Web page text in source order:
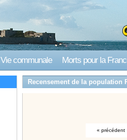
Vie communale Morts pour la
Recensement de la population
« précédent